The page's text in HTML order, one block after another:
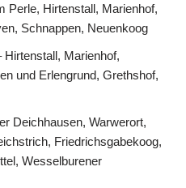
Perle, Hirtenstall, Marienhof,
Schnappen, Neuenkoog
Marienhof,
und Erlengrund, Grethshof,
Deichhausen, Warwerort,
Friedrichsgabekoog,
Wesselburener